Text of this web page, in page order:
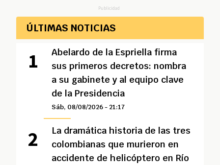
Publicidad
ÚLTIMAS NOTICIAS
Abelardo de la Espriella firma
sus primeros decretos: nombra
a su gabinete y al equipo clave
de la Presidencia
Sáb, 08/08/2026 - 21:17
La dramática historia de las tres
colombianas que murieron en
accidente de helicóptero en Río